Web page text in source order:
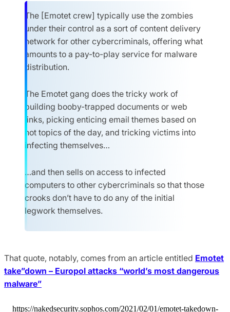
The [Emotet crew] typically use the zombies
under their control as a sort of content delivery
network for other cybercriminals, offering what
amounts to a pay-to-play service for malware
distribution.
The Emotet gang does the tricky work of
building booby-trapped documents or web
links, picking enticing email themes based on
hot topics of the day, and tricking victims into
infecting themselves…
…and then sells on access to infected
computers to other cybercriminals so that those
crooks don’t have to do any of the initial
legwork themselves.
That quote, notably, comes from an article entitled Emotet
take”down – Europol attacks “world’s most dangerous
malware”
https://nakedsecurity.sophos.com/2021/02/01/emotet-takedown-